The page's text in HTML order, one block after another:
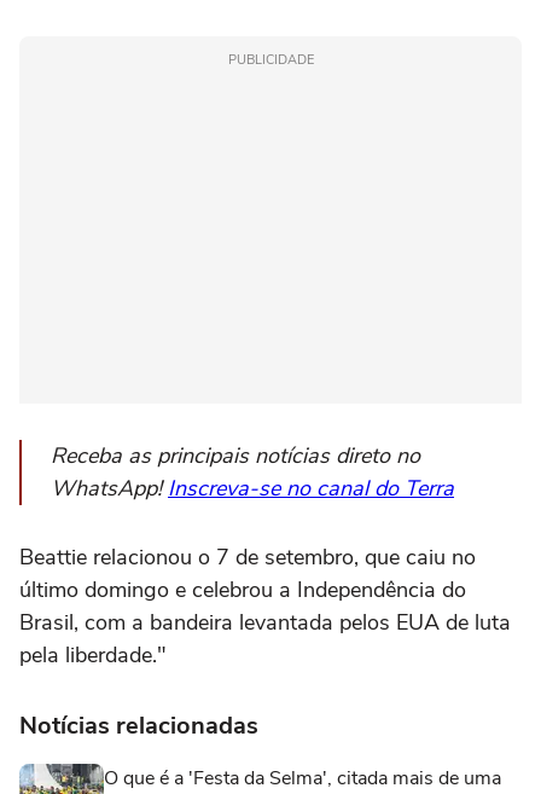
PUBLICIDADE
Receba as principais notícias direto no
WhatsApp!Inscreva-se no canal do Terra
Beattie relacionou o 7 de setembro, que caiu no
último domingo e celebrou a Independência do
Brasil, com a bandeira levantada pelos EUA de luta
pela liberdade."
Notícias relacionadas
O que é a 'Festa da Selma', citada mais de uma